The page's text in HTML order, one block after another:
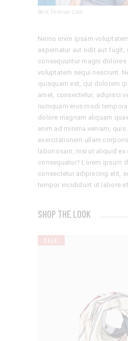
Best Festival Look
Nemo enim ipsam
aspernatur aut odit aut fugit,
consequuntur magni
voluptatem sequi nesciunt.
quisquam est, qui dolorem
amet, consectetur, adipisci
numquam eius modi
dolore magnam aliquam
enim ad minima veniam,
exercitationem ullam
laboriosam, nisi ut aliquid ex
consequatur? Lorem ipsum
consectetur adipiscing elit,
tempor incididunt ut labore
SHOP THE LOOK
SALE